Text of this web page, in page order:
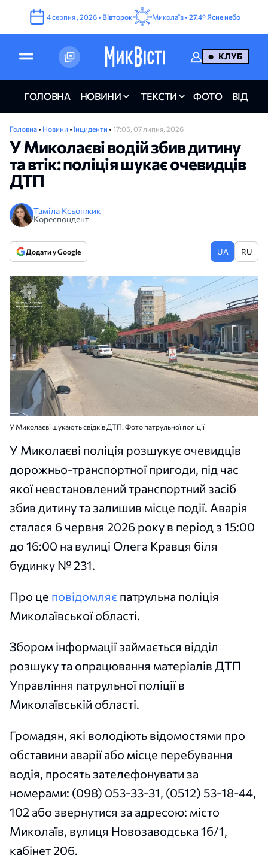
4серпня , 2026 • Вівторок Миколаїв • 27.4° Ясне небо
КЛУБ
ГОЛОВНА НОВИНИ ТЕКСТИ ФОТО ВІДЕО
Головна • Новини • Інциденти • 17:05, 07 липня, 2026
У Миколаєві водій збив дитину
та втік: поліція шукає очевидців
ДТП
Таміла Ксьонжик
Кореспондент
Додати у Google UA RU
У Миколаєві шукають свідків ДТП. Фото патрульної поліції
У Миколаєві поліція розшукує очевидців
дорожньо-транспортної пригоди, під час
якої невстановлений транспортний засіб
збив дитину та залишив місце події. Аварія
сталася 6 червня 2026 року в період з 15:00
до 16:00 на вулиці Олега Кравця біля
будинку № 231.
Про це повідомляє патрульна поліція
Миколаївської області.
Збором інформації займається відділ
розшуку та опрацювання матеріалів ДТП
Управління патрульної поліції в
Миколаївській області.
Громадян, які володіють відомостями про
обставини аварії або місце перебування
водія, просять зателефонувати за
номерами: (098) 053-33-31, (0512) 53-18-44,
102 або звернутися за адресою: місто
Миколаїв, вулиця Новозаводська 1б/1,
кабінет 206.